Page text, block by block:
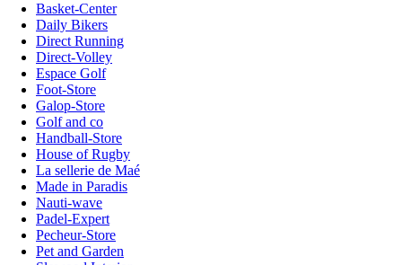
Basket-Center
Daily Bikers
Direct Running
Direct-Volley
Espace Golf
Foot-Store
Galop-Store
Golf and co
Handball-Store
House of Rugby
La sellerie de Maé
Made in Paradis
Nauti-wave
Padel-Expert
Pecheur-Store
Pet and Garden